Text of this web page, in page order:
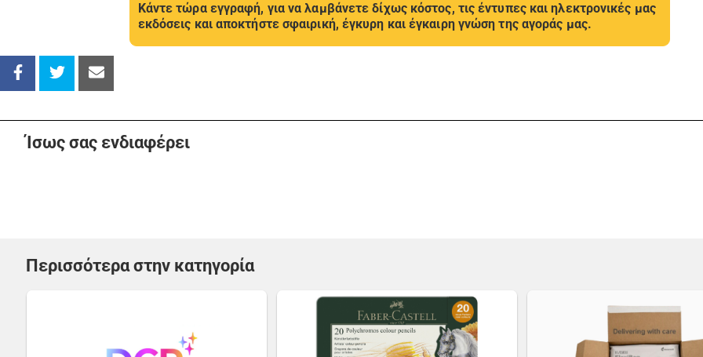
Κάντε τώρα εγγραφή, για να λαμβάνετε δίχως κόστος, τις έντυπες και ηλεκτρονικές μας
εκδόσεις και αποκτήστε σφαιρική, έγκυρη και έγκαιρη γνώση της αγοράς μας.
Ίσως σας ενδιαφέρει
Περισσότερα στην κατηγορία